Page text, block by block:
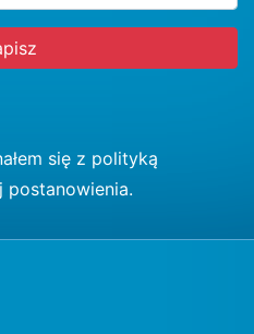
się z polityką
postanowienia.